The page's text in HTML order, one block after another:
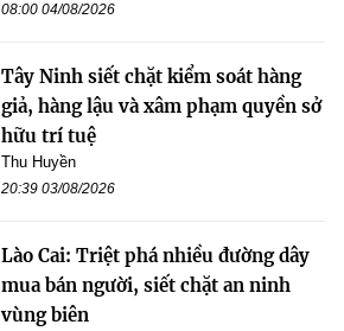
08:00 04/08/2026
Tây Ninh siết chặt kiểm soát hàng
giả, hàng lậu và xâm phạm quyền sở
hữu trí tuệ
Thu Huyền
20:39 03/08/2026
Lào Cai: Triệt phá nhiều đường dây
mua bán người, siết chặt an ninh
vùng biên